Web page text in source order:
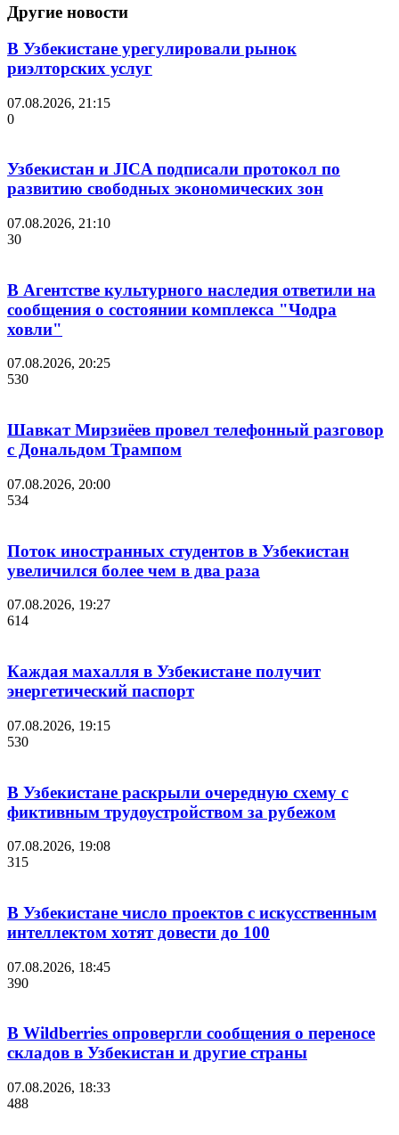
Другие новости
В Узбекистане урегулировали рынок
риэлторских услуг
07.08.2026, 21:15
0
Узбекистан и JICA подписали протокол по
развитию свободных экономических зон
07.08.2026, 21:10
30
В Агентстве культурного наследия ответили на
сообщения о состоянии комплекса "Чодра
ховли"
07.08.2026, 20:25
530
Шавкат Мирзиёев провел телефонный разговор
с Дональдом Трампом
07.08.2026, 20:00
534
Поток иностранных студентов в Узбекистан
увеличился более чем в два раза
07.08.2026, 19:27
614
Каждая махалля в Узбекистане получит
энергетический паспорт
07.08.2026, 19:15
530
В Узбекистане раскрыли очередную схему с
фиктивным трудоустройством за рубежом
07.08.2026, 19:08
315
В Узбекистане число проектов с искусственным
интеллектом хотят довести до 100
07.08.2026, 18:45
390
В Wildberries опровергли сообщения о переносе
складов в Узбекистан и другие страны
07.08.2026, 18:33
488